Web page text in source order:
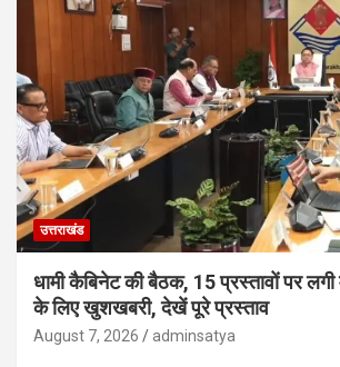
उत्तराखंड
धामी कैबिनेट की बैठक, 15 प्रस्तावों पर लगी
के लिए खुशखबरी, देखें पूरे प्रस्ताव
August 7, 2026 adminsatya